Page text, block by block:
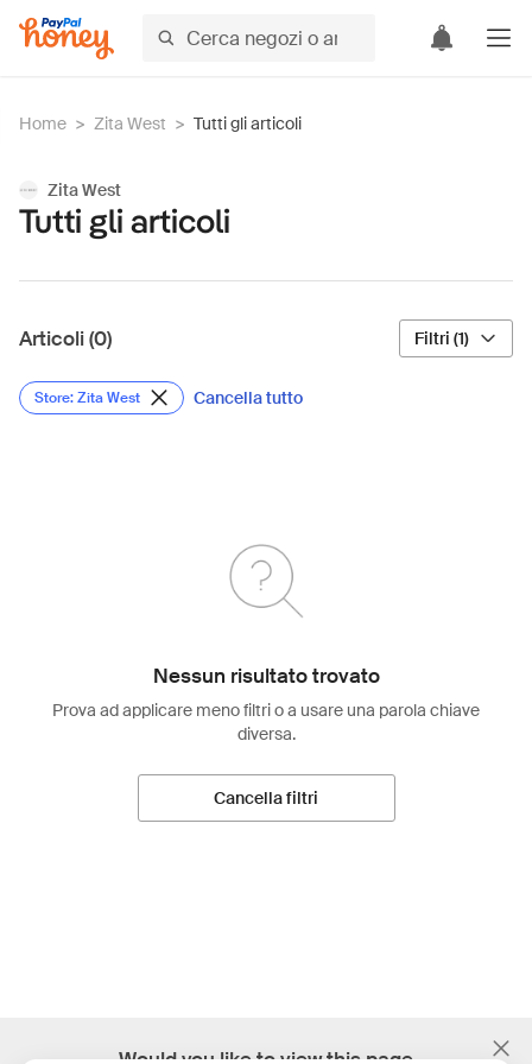
Home > Zita West > Tutti gli articoli
Zita West
Tutti gli articoli
Articoli (0) Filtri (1)
Store: Zita West Cancella tutto
Nessun risultato trovato
Prova ad applicare meno filtri o a usare una parola chiave
diversa.
Cancella filtri